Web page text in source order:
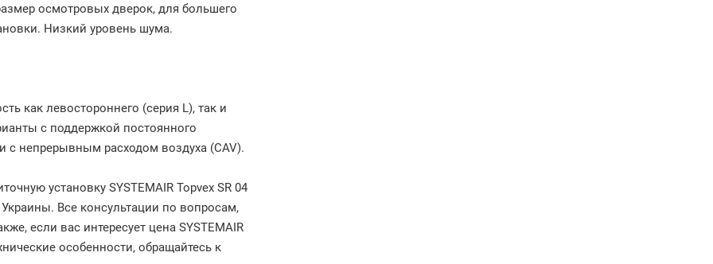
осмотровых дверок, для большего
Низкий уровень шума.
как левостороннего (серия L), так и
с поддержкой постоянного
c непрерывным расходом воздуха (CAV).
установку SYSTEMAIR Topvex SR 04
Все консультации по вопросам,
если вас интересует цена SYSTEMAIR
особенности, обращайтесь к